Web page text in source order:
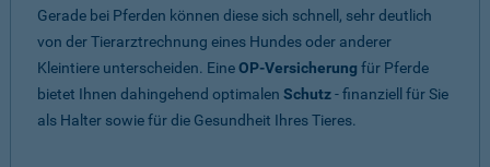
Gerade bei Pferden können diese sich schnell, sehr deutlich
von der Tierarztrechnung eines Hundes oder anderer
Kleintiere unterscheiden. EineOP-Versicherung für Pferde
bietet Ihnen dahingehend optimalen Schutz- finanziell für Sie
als Halter sowie für die Gesundheit Ihres Tieres.